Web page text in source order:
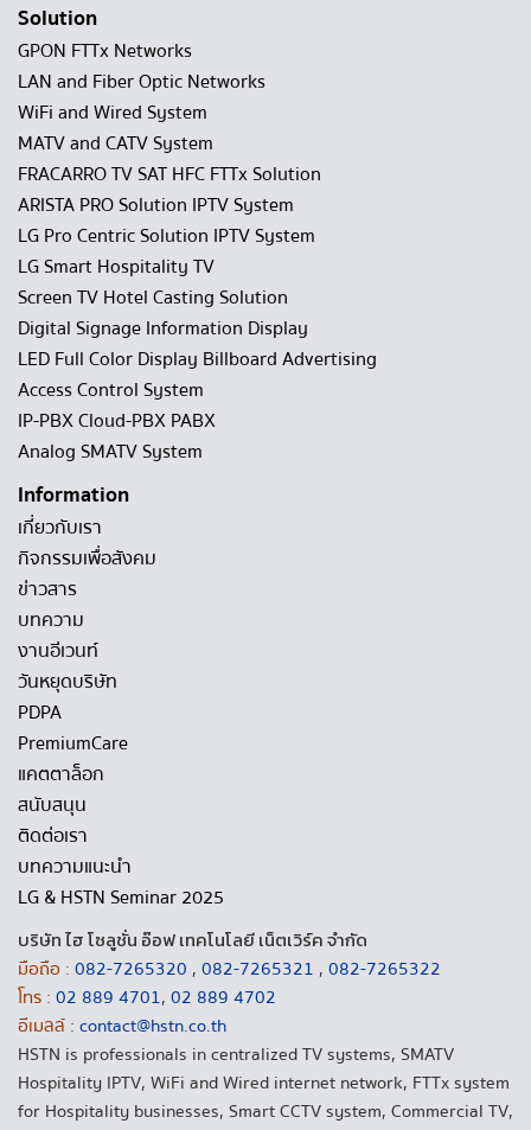
Solution
GPON FTTx Networks
LAN and Fiber Optic Networks
WiFi and Wired System
MATV and CATV System
FRACARRO TV SAT HFC FTTx Solution
ARISTA PRO Solution IPTV System
LG Pro Centric Solution IPTV System
LG Smart Hospitality TV
Screen TV Hotel Casting Solution
Digital Signage Information Display
LED Full Color Display Billboard Advertising
Access Control System
IP-PBX Cloud-PBX PABX
Analog SMATV System
Information
เกี่ยวกับเรา
กิจกรรมเพื่อสังคม
ข่าวสาร
บทความ
งานอีเวนท์
วันหยุดบริษัท
PDPA
PremiumCare
แคตตาล็อก
สนับสนุน
ติดต่อเรา
บทความแนะนำ
LG & HSTN Seminar 2025
บริษัท ไฮ โซลูชั่น อ๊อฟ เทคโนโลยี เน็ตเวิร์ค จำกัด
มือถือ : 082-7265320 , 082-7265321 , 082-7265322
โทร : 02 889 4701, 02 889 4702
อีเมลล์ : contact@hstn.co.th
HSTN is professionals in centralized TV systems, SMATV
Hospitality IPTV, WiFi and Wired internet network, FTTx system
for Hospitality businesses, Smart CCTV system, Commercial TV,